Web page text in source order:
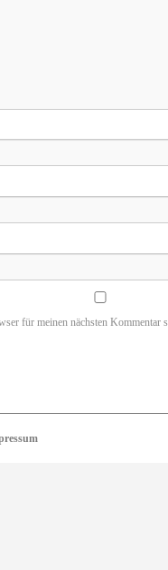
für meinen nächsten Kommentar